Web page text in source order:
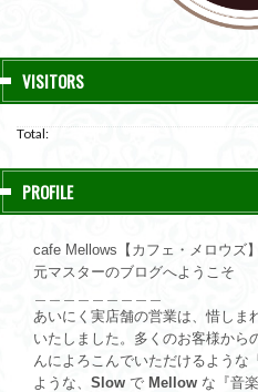
VISITORS
Total:
PROFILE
cafe Mellows【カフェ・メロウズ】
元マスターのブログへようこそ
あいにく実店舗の営業は、惜しま
いたしました。多くのお客様から
んによろこんでいただけるような
ような、 Slow で Mellow な『音